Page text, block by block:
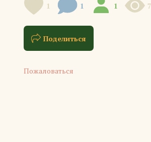
1 1 1
Поделиться
Пожаловаться